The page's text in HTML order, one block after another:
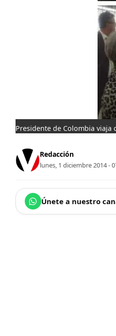
Presidente de Colombia
Redacción
lunes, 1 diciembre 2014 -
Únete a nuestro